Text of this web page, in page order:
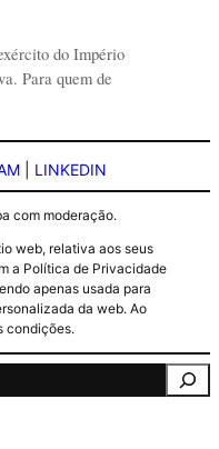
do Império
Para quem de
LINKEDIN
com moderação.
web, relativa aos seus
a Política de Privacidade
apenas usada para
da web. Ao
condições.